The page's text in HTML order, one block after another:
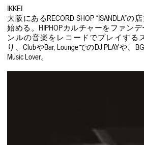
IKKEI
大阪にあるRECORD SHOP “ISANDLA”
始める。HIPHOPカルチャーをファン
ンルの音楽をレコードでプレイする
り、ClubやBar, LoungeでのDJ PLAYや、
Music Lover。